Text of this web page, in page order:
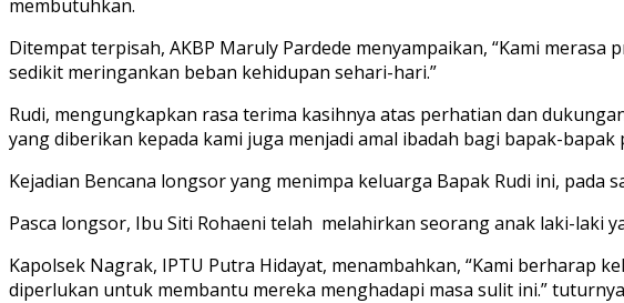
membutuhkan.
Ditempat terpisah, AKBP Maruly Pardede menyampaikan, “Kami
sedikit meringankan beban kehidupan sehari-hari.”
Rudi, mengungkapkan rasa terima kasihnya atas perhatian dan
yang diberikan kepada kami juga menjadi amal ibadah bagi bapak-
Kejadian Bencana longsor yang menimpa keluarga Bapak Rudi ini, pada
Pasca longsor, Ibu Siti Rohaeni telah melahirkan seorang anak laki-laki
Kapolsek Nagrak, IPTU Putra Hidayat, menambahkan, “Kami berharap
diperlukan untuk membantu mereka menghadapi masa sulit ini.”